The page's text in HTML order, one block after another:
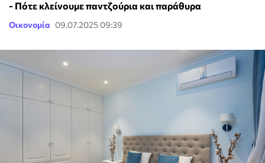
- Πότε κλείνουμε παντζούρια και παράθυρα
Οικονομία 09.07.2025 09:39